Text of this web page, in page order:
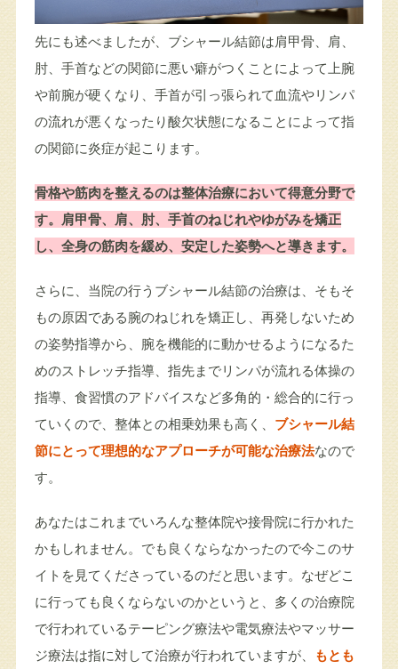
先にも述べましたが、ブシャール結節は肩甲骨、肩、
肘、手首などの関節に悪い癖がつくことによって上腕
や前腕が硬くなり、手首が引っ張られて血流やリンパ
の流れが悪くなったり酸欠状態になることによって指
の関節に炎症が起こります。
骨格や筋肉を整えるのは整体治療において得意分野で
す。肩甲骨、肩、肘、手首のねじれやゆがみを矯正
し、全身の筋肉を緩め、安定した姿勢へと導きます。
さらに、当院の行うブシャール結節の治療は、そもそ
もの原因である腕のねじれを矯正し、再発しないため
の姿勢指導から、腕を機能的に動かせるようになるた
めのストレッチ指導、指先までリンパが流れる体操の
指導、食習慣のアドバイスなど多角的・総合的に行っ
ていくので、整体との相乗効果も高く、 ブシャール結
節にとって理想的なアプローチが可能な治療法なので
す。
あなたはこれまでいろんな整体院や接骨院に行かれた
かもしれません。でも良くならなかったので今このサ
イトを見てくださっているのだと思います。なぜどこ
に行っても良くならないのかというと、多くの治療院
で行われているテーピング療法や電気療法やマッサー
ジ療法は指に対して治療が行われていますが、
もとも